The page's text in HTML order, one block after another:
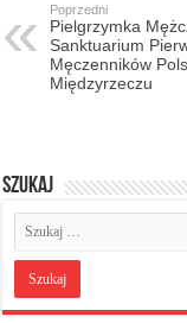
Poprzedni
Pielgrzymka
Sanktuarium
Męczenników
Międzyrzeczu
Szukaj